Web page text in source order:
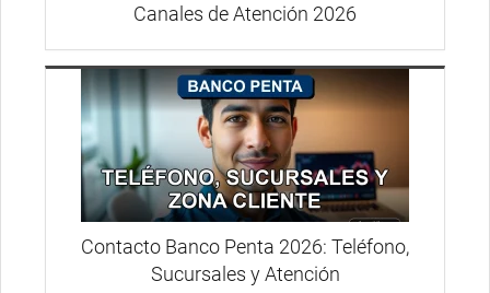
Canales de Atención 2026
Contacto Banco Penta 2026: Teléfono,
Sucursales y Atención